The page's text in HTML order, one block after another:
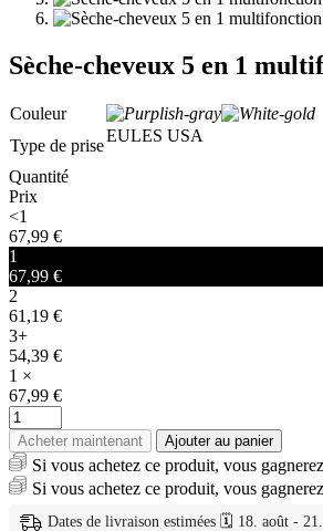
Sèche-cheveux 5 en 1
Couleur
Type de prise
EULES USA
Quantité
Prix
<1
67,99 €
1
67,99 €
2
61,19 €
3+
54,39 €
1 ×
67,99 €
quantité
de
Sèche-
cheveux
5
en
Acheter maintenant Ajouter au panier
Si vous achetez ce produit, vous gagnerez
Si vous achetez ce produit, vous gagnerez
Dates de livraison estimées 🗓️ 18. août -